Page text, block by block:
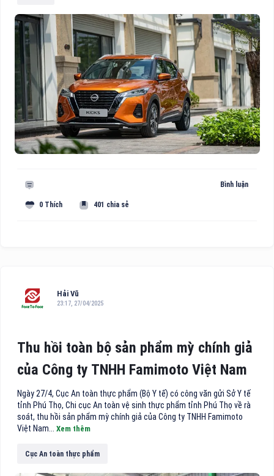
Bình luận
0 Thích 401 chia sẻ
Hải Vũ
23:17, 27/04/2025
Thu hồi toàn bộ sản phẩm mỳ chính giả
của Công ty TNHH Famimoto Việt Nam
Ngày 27/4, Cục An toàn thực phẩm (Bộ Y tế) có công văn gửi Sở Y tế
tỉnh Phú Thọ, Chi cục An toàn vệ sinh thực phẩm tỉnh Phú Thọ về rà
soát, thu hồi sản phẩm mỳ chính giả của Công ty TNHH Famimoto
Việt Nam... Xem thêm
Cục An toàn thực phẩm